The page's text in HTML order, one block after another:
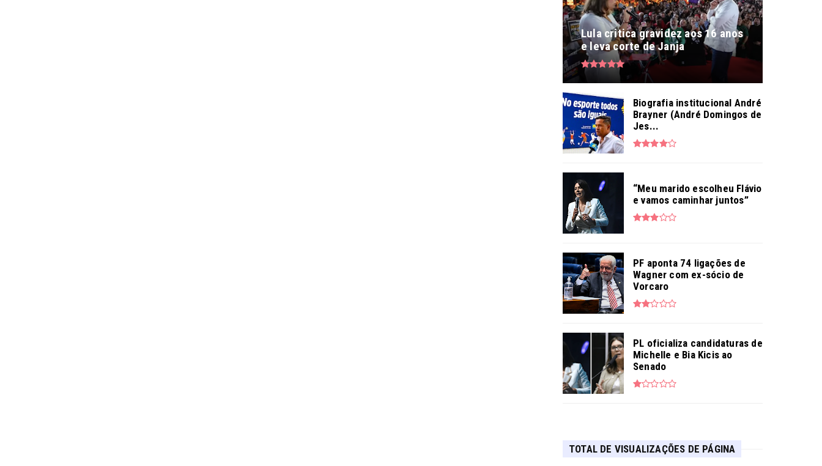
Lula critica gravidez aos 16 anos
e leva corte de Janja
Biografia institucional André
Brayner (André Domingos de
Jes...
“Meu marido escolheu Flávio
e vamos caminhar juntos”
PF aponta 74 ligações de
Wagner com ex-sócio de
Vorcaro
PL oficializa candidaturas de
Michelle e Bia Kicis ao
Senado
TOTAL DE VISUALIZAÇÕES DE PÁGINA